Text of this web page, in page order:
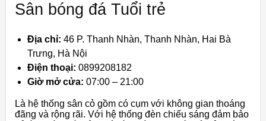
Sân bóng đá Tuổi trẻ
Địa chỉ: 46 P. Thanh Nhàn, Thanh Nhàn, Hai Bà
Trưng, Hà Nội
Điện thoại: 0899208182
Giờ mở cửa: 07:00 – 21:00
Là hệ thống sân cỏ gồm có cụm với không gian thoáng
đãng và rộng rãi. Với hệ thống đèn chiếu sáng đảm bảo